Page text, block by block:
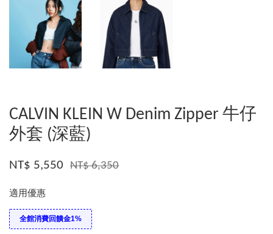
CALVIN KLEIN W Denim Zipper 牛仔
外套 (深藍)
NT$ 5,550 NT$ 6,350
適用優惠
全館消費回饋金1%